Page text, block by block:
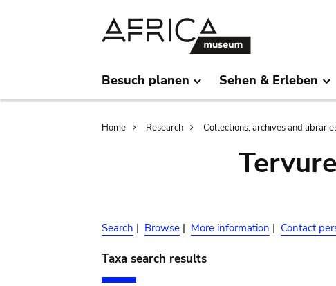
Besuch planen Sehen & Erleben
Breadcrumb
Home Research Collections, archives and
Search | Browse | More information | Contact
Taxa search results